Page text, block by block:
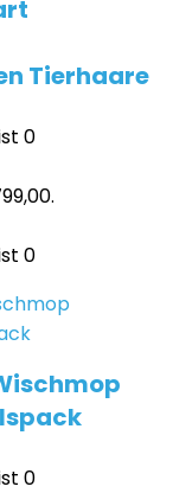
Tierhaare
0
0
0